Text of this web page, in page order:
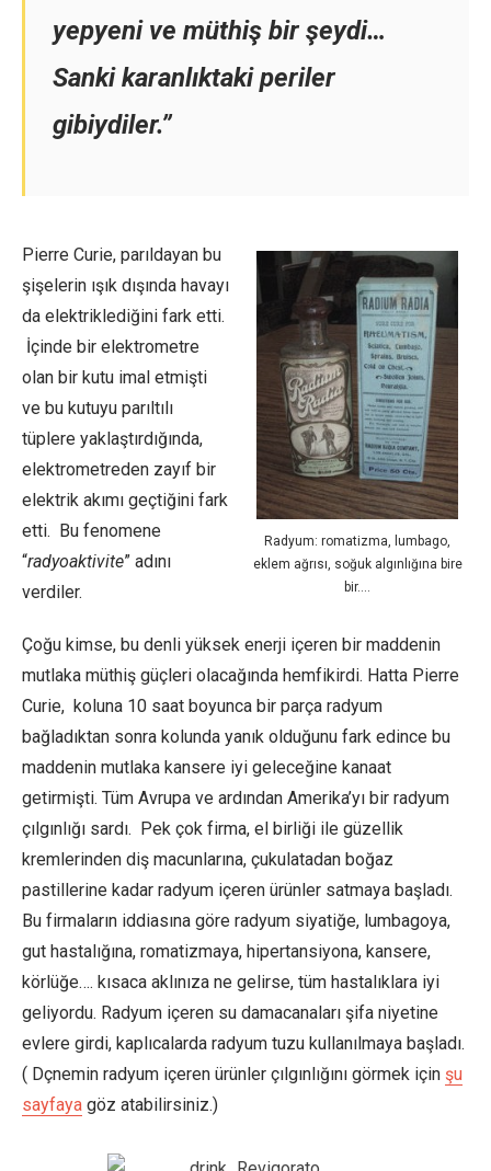
yepyeni ve müthiş bir şeydi…
Sanki karanlıktaki periler
gibiydiler.”
Radyum: romatizma, lumbago,
eklem ağrısı, soğuk algınlığına bire
bir….
Pierre Curie, parıldayan bu
şişelerin ışık dışında havayı
da elektriklediğini fark etti.
İçinde bir elektrometre
olan bir kutu imal etmişti
ve bu kutuyu parıltılı
tüplere yaklaştırdığında,
elektrometreden zayıf bir
elektrik akımı geçtiğini fark
etti. Bu fenomene
“radyoaktivite” adını
verdiler.
Çoğu kimse, bu denli yüksek enerji içeren bir maddenin
mutlaka müthiş güçleri olacağında hemfikirdi. Hatta Pierre
Curie, koluna 10 saat boyunca bir parça radyum
bağladıktan sonra kolunda yanık olduğunu fark edince bu
maddenin mutlaka kansere iyi geleceğine kanaat
getirmişti. Tüm Avrupa ve ardından Amerika’yı bir radyum
çılgınlığı sardı. Pek çok firma, el birliği ile güzellik
kremlerinden diş macunlarına, çukulatadan boğaz
pastillerine kadar radyum içeren ürünler satmaya başladı.
Bu firmaların iddiasına göre radyum siyatiğe, lumbagoya,
gut hastalığına, romatizmaya, hipertansiyona, kansere,
körlüğe…. kısaca aklınıza ne gelirse, tüm hastalıklara iyi
geliyordu. Radyum içeren su damacanaları şifa niyetine
evlere girdi, kaplıcalarda radyum tuzu kullanılmaya başladı.
( Dçnemin radyum içeren ürünler çılgınlığını görmek için şu
sayfaya göz atabilirsiniz.)